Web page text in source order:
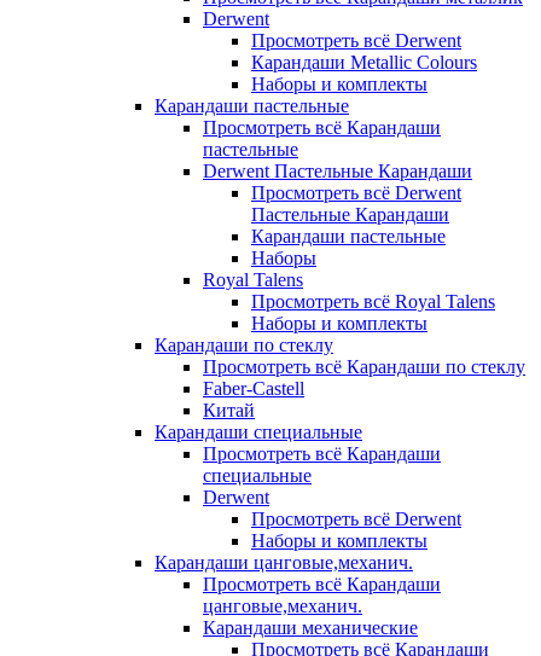
Derwent
Просмотреть всё Derwent
Карандаши Metallic Colours
Наборы и комплекты
Карандаши пастельные
Просмотреть всё Карандаши
пастельные
Derwent Пастельные Карандаши
Просмотреть всё Derwent
Пастельные Карандаши
Карандаши пастельные
Наборы
Royal Talens
Просмотреть всё Royal Talens
Наборы и комплекты
Карандаши по стеклу
Просмотреть всё Карандаши по стеклу
Faber-Castell
Китай
Карандаши специальные
Просмотреть всё Карандаши
специальные
Derwent
Просмотреть всё Derwent
Наборы и комплекты
Карандаши цанговые,механич.
Просмотреть всё Карандаши
цанговые,механич.
Карандаши механические
Просмотреть всё Карандаши